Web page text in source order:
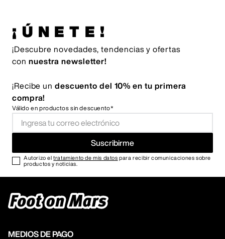
¡ÚNETE!
¡Descubre novedades, tendencias y ofertas
con nuestra newsletter!
¡Recibe un descuento del 10% en tu primera
compra!
Válido en productos sin descuento*
Suscribirme
Autorizo eltratamiento de mis datos para recibir comunicaciones sobre
productos y noticias.
MEDIOS DE PAGO